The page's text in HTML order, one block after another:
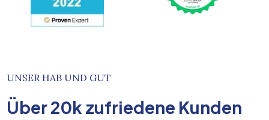
UNSER HAB UND GUT
Über20k zufriedene Kunden